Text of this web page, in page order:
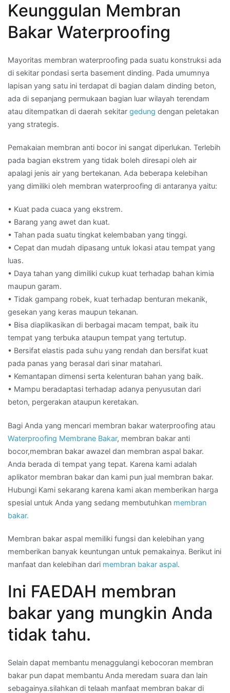
Keunggulan Membran
Bakar Waterproofing
Mayoritas membran waterproofing pada suatu konstruksi ada
di sekitar pondasi serta basement dinding. Pada umumnya
lapisan yang satu ini terdapat di bagian dalam dinding beton,
ada di sepanjang permukaan bagian luar wilayah terendam
atau ditempatkan di daerah sekitar gedung dengan peletakan
yang strategis.
Pemakaian membran anti bocor ini sangat diperlukan. Terlebih
pada bagian ekstrem yang tidak boleh diresapi oleh air
apalagi jenis air yang bertekanan. Ada beberapa kelebihan
yang dimiliki oleh membran waterproofing di antaranya yaitu:
• Kuat pada cuaca yang ekstrem.
• Barang yang awet dan kuat.
• Tahan pada suatu tingkat kelembaban yang tinggi.
• Cepat dan mudah dipasang untuk lokasi atau tempat yang
luas.
• Daya tahan yang dimiliki cukup kuat terhadap bahan kimia
maupun garam.
• Tidak gampang robek, kuat terhadap benturan mekanik,
gesekan yang keras maupun tekanan.
• Bisa diaplikasikan di berbagai macam tempat, baik itu
tempat yang terbuka ataupun tempat yang tertutup.
• Bersifat elastis pada suhu yang rendah dan bersifat kuat
pada panas yang berasal dari sinar matahari.
• Kemantapan dimensi serta kelenturan bahan yang baik.
• Mampu beradaptasi terhadap adanya penyusutan dari
beton, pergerakan ataupun keretakan.
Bagi Anda yang mencari membran bakar waterproofing atau
Waterproofing Membrane Bakar, membran bakar anti
bocor,membran bakar awazel dan membran aspal bakar.
Anda berada di tempat yang tepat. Karena kami adalah
aplikator membran bakar dan kami pun jual membran bakar.
Hubungi Kami sekarang karena kami akan memberikan harga
spesial untuk Anda yang sedang membutuhkan membran
bakar.
Membran bakar aspal memiliki fungsi dan kelebihan yang
memberikan banyak keuntungan untuk pemakainya. Berikut ini
manfaat dan kelebihan dari membran bakar aspal.
Ini FAEDAH membran
bakar yang mungkin Anda
tidak tahu.
Selain dapat membantu menaggulangi kebocoran membran
bakar pun dapat membantu Anda meredam suara dan lain
sebagainya.silahkan di telaah manfaat membran bakar di